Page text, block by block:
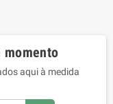
momento
aqui à medida